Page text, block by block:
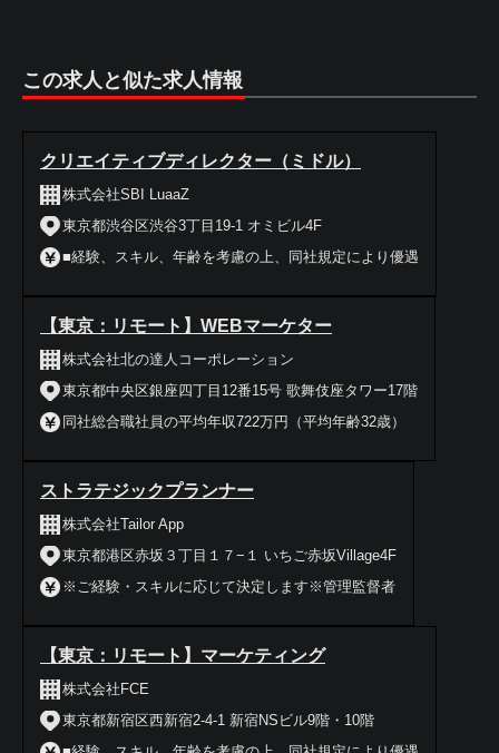
この求人と似た求人情報
クリエイティブディレクター（ミドル）
株式会社SBI LuaaZ
東京都渋谷区渋谷3丁目19-1 オミビル4F
■経験、スキル、年齢を考慮の上、同社規定により優遇
【東京：リモート】WEBマーケター
株式会社北の達人コーポレーション
東京都中央区銀座四丁目12番15号 歌舞伎座タワー17階
同社総合職社員の平均年収722万円（平均年齢32歳）
ストラテジックプランナー
株式会社Tailor App
東京都港区赤坂３丁目１７−１ いちご赤坂Village4F
※ご経験・スキルに応じて決定します※管理監督者
【東京：リモート】マーケティング
株式会社FCE
東京都新宿区西新宿2-4-1 新宿NSビル9階・10階